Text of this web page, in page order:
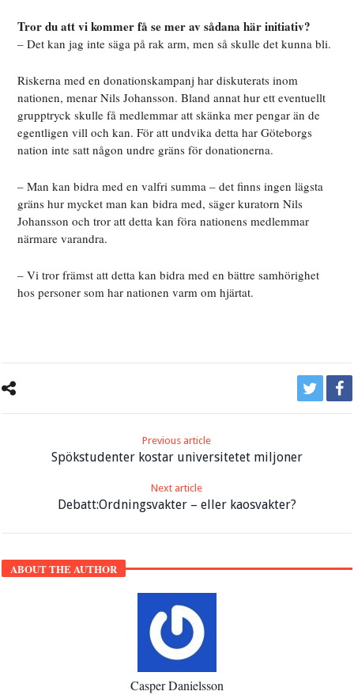
Tror du att vi kommer få se mer av sådana här initiativ?
– Det kan jag inte säga på rak arm, men så skulle det kunna bli.
Riskerna med en donationskampanj har diskuterats inom
nationen, menar Nils Johansson. Bland annat hur ett eventuellt
grupptryck skulle få medlemmar att skänka mer pengar än de
egentligen vill och kan. För att undvika detta har Göteborgs
nation inte satt någon undre gräns för donationerna.
– Man kan bidra med en valfri summa – det finns ingen lägsta
gräns hur mycket man kan bidra med, säger kuratorn Nils
Johansson och tror att detta kan föra nationens medlemmar
närmare varandra.
– Vi tror främst att detta kan bidra med en bättre samhörighet
hos personer som har nationen varm om hjärtat.
Previous article
Spökstudenter kostar universitetet miljoner
Next article
Debatt:Ordningsvakter – eller kaosvakter?
ABOUT THE AUTHOR
Casper Danielsson